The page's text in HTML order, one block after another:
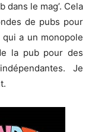
dans le mag’. Cela
de pubs pour
a un monopole
la pub pour des
Je